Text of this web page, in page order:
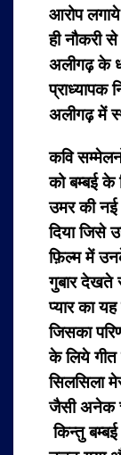
आरोप
ही नौकरी
अलीगढ़ के
प्राध्यापक
अलीगढ़ में
कवि
को बम्बई
उमर की
दिया जिसे
फ़िल्म में
गुबार देखते
प्यार का
जिसका
के लिये
सिलसिला
जैसी अनेक
किन्तु